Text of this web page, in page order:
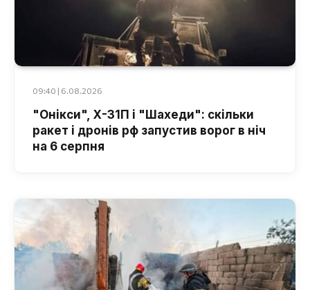
09:40 | 6.08.2026
"Онікси", Х-31П і "Шахеди": скільки
ракет і дронів рф запустив ворог в ніч
на 6 серпня